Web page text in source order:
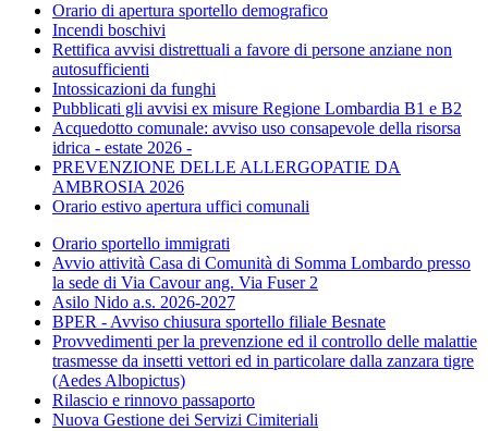
Orario di apertura sportello demografico
Incendi boschivi
Rettifica avvisi distrettuali a favore di persone anziane non
autosufficienti
Intossicazioni da funghi
Pubblicati gli avvisi ex misure Regione Lombardia B1 e B2
Acquedotto comunale: avviso uso consapevole della risorsa
idrica - estate 2026 -
PREVENZIONE DELLE ALLERGOPATIE DA
AMBROSIA 2026
Orario estivo apertura uffici comunali
Orario sportello immigrati
Avvio attività Casa di Comunità di Somma Lombardo presso
la sede di Via Cavour ang. Via Fuser 2
Asilo Nido a.s. 2026-2027
BPER - Avviso chiusura sportello filiale Besnate
Provvedimenti per la prevenzione ed il controllo delle malattie
trasmesse da insetti vettori ed in particolare dalla zanzara tigre
(Aedes Albopictus)
Rilascio e rinnovo passaporto
Nuova Gestione dei Servizi Cimiteriali